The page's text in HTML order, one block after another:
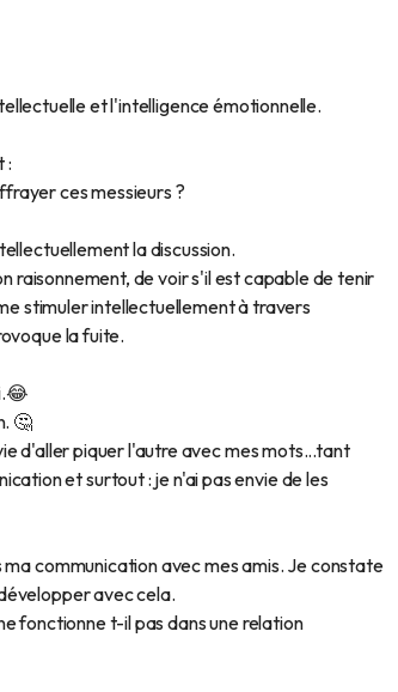
et l'intelligence émotionnelle.
:
ces messieurs ?
la discussion.
raisonnement, de voir s'il est capable de tenir
stimuler intellectuellement à travers
la fuite.
🤔
d'aller piquer l'autre avec mes mots...tant
et surtout : je n'ai pas envie de les
communication avec mes amis. Je constate
avec cela.
fonctionne t-il pas dans une relation